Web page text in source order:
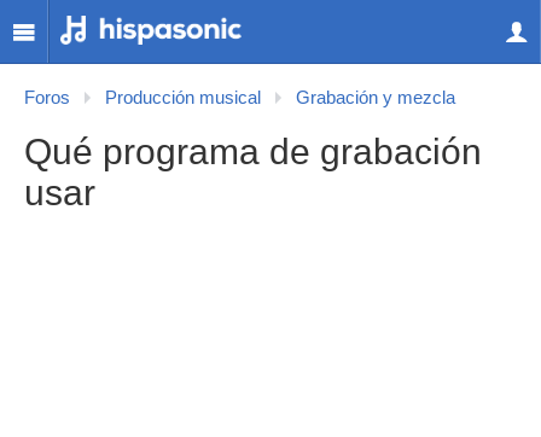
Foros Producción musical Grabación y mezcla
Qué programa de grabación
usar